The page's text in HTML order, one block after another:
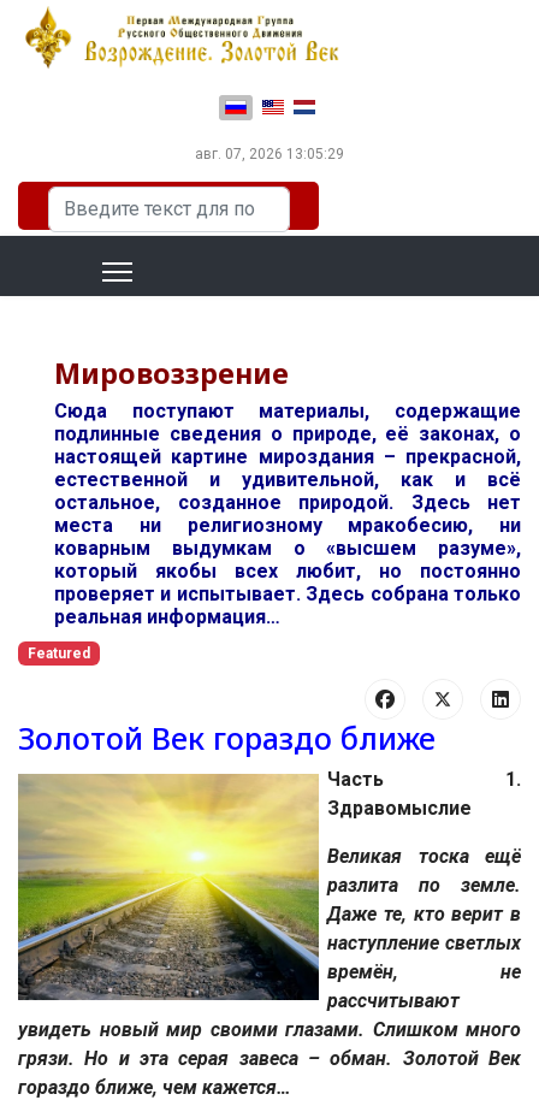
Выберите язык
авг. 07, 2026 13:05:30
Искать...
Мировоззрение
Сюда поступают материалы, содержащие
подлинные сведения о природе, её законах, о
настоящей картине мироздания – прекрасной,
естественной и удивительной, как и всё
остальное, созданное природой. Здесь нет
места ни религиозному мракобесию, ни
коварным выдумкам о «высшем разуме»,
который якобы всех любит, но постоянно
проверяет и испытывает. Здесь собрана только
реальная информация…
Featured
Золотой Век гораздо ближе
Часть 1.
Здравомыслие
Великая тоска ещё
разлита по земле.
Даже те, кто верит в
наступление светлых
времён, не
рассчитывают
увидеть новый мир своими глазами. Слишком много
грязи. Но и эта серая завеса – обман. Золотой Век
гораздо ближе, чем кажется…